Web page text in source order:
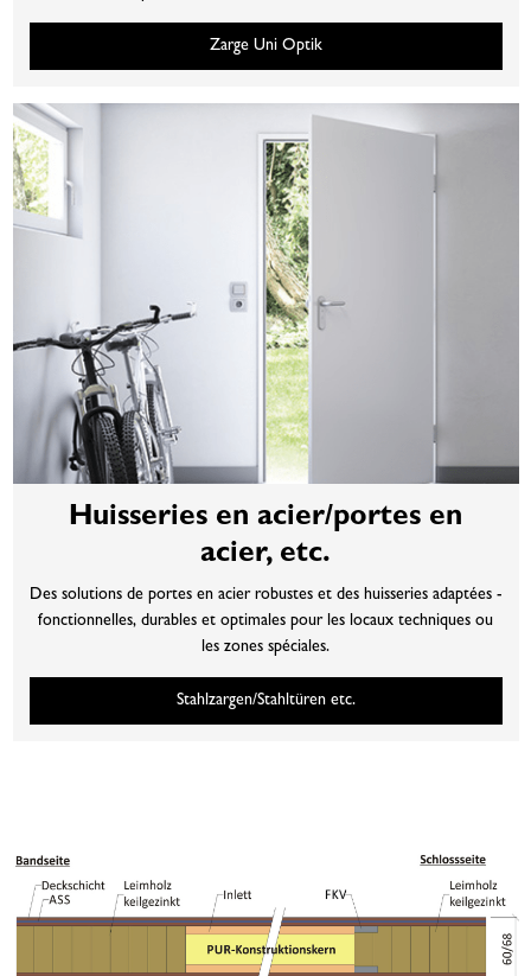
Zarge Uni Optik
Huisseries en acier/portes en
acier, etc.
Des solutions de portes en acier robustes et des huisseries adaptées -
fonctionnelles, durables et optimales pour les locaux techniques ou
les zones spéciales.
Stahlzargen/Stahltüren etc.